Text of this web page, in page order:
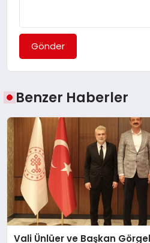
Gönder
Benzer Haberler
Vali Ünlüer ve Başkan